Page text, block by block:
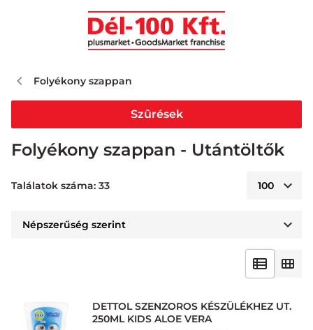
Folyékony szappan
Folyékony szappan - Utántöltők
Találatok száma: 33
DETTOL SZENZOROS KÉSZÜLÉKHEZ UT.
250ML KIDS ALOE VERA
Szûrések